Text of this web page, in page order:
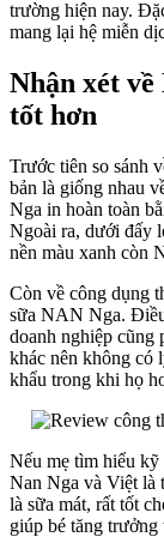
nào
tốt
trường hiện nay.
mang lại hệ miễn
Nhận xét về
tốt hơn
Trước tiên so sánh
bản là giống nhau
Nga in hoàn toàn
Ngoài ra, dưới đấy
nền màu xanh còn
Còn về công dụng
sữa NAN Nga.
doanh nghiệp cũng
khác nên không có
khẩu trong khi họ
Nếu mẹ tìm hiểu kỹ
Nan Nga và Việt là
là sữa mát, rất tốt
giúp bé tăng